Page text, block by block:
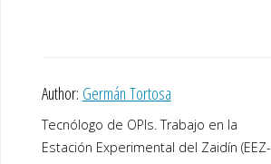
Author: Germán Tortosa
Tecnólogo de OPIs. Trabajo en la
Estación Experimental del Zaidín (EEZ-